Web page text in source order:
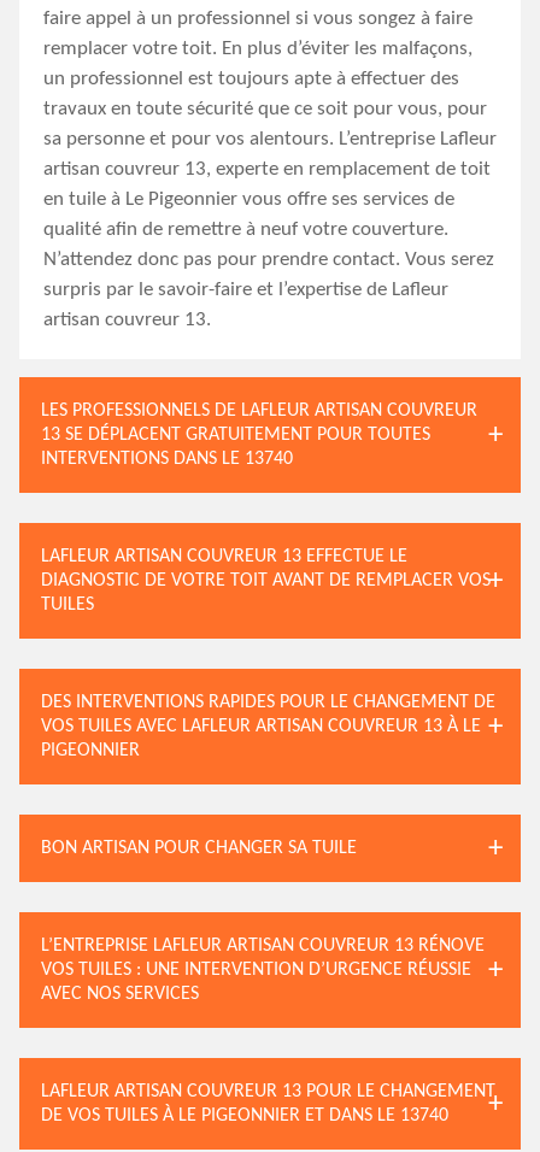
faire appel à un professionnel si vous songez à faire
remplacer votre toit. En plus d’éviter les malfaçons,
un professionnel est toujours apte à effectuer des
travaux en toute sécurité que ce soit pour vous, pour
sa personne et pour vos alentours. L’entreprise Lafleur
artisan couvreur 13, experte en remplacement de toit
en tuile à Le Pigeonnier vous offre ses services de
qualité afin de remettre à neuf votre couverture.
N’attendez donc pas pour prendre contact. Vous serez
surpris par le savoir-faire et l’expertise de Lafleur
artisan couvreur 13.
LES PROFESSIONNELS DE LAFLEUR ARTISAN COUVREUR
13 SE DÉPLACENT GRATUITEMENT POUR TOUTES
INTERVENTIONS DANS LE 13740
LAFLEUR ARTISAN COUVREUR 13 EFFECTUE LE
DIAGNOSTIC DE VOTRE TOIT AVANT DE REMPLACER VOS
TUILES
DES INTERVENTIONS RAPIDES POUR LE CHANGEMENT DE
VOS TUILES AVEC LAFLEUR ARTISAN COUVREUR 13 À LE
PIGEONNIER
BON ARTISAN POUR CHANGER SA TUILE
L’ENTREPRISE LAFLEUR ARTISAN COUVREUR 13 RÉNOVE
VOS TUILES : UNE INTERVENTION D’URGENCE RÉUSSIE
AVEC NOS SERVICES
LAFLEUR ARTISAN COUVREUR 13 POUR LE CHANGEMENT
DE VOS TUILES À LE PIGEONNIER ET DANS LE 13740